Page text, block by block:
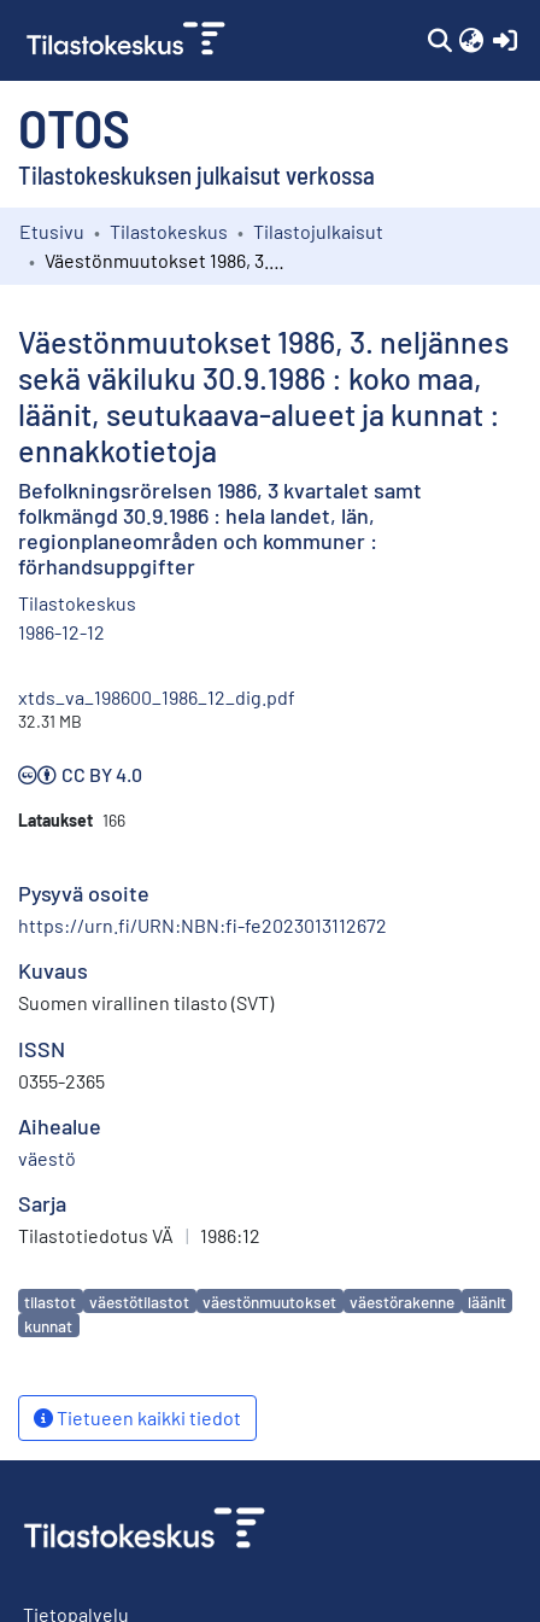
OTOS
Tilastokeskuksen julkaisut verkossa
Kokoelmat
Etusivu Tilastokeskus
Tilastojulkaisut
Väestönmuutokset 1986, 3. neljännes
sekä väkiluku 30.9.1986 : koko maa,
läänit, seutukaava-alueet ja kunnat :
ennakkotietoja
Befolkningsrörelsen 1986, 3 kvartalet samt
folkmängd 30.9.1986 : hela landet, län,
regionplaneområden och kommuner :
förhandsuppgifter
Tilastokeskus
1986-12-12
xtds_va_198600_1986_12_dig.pdf
32.31 MB
CC BY 4.0
Lataukset 166
Pysyvä osoite
https://urn.fi/URN:NBN:fi-fe2023013112672
Kuvaus
Suomen virallinen tilasto (SVT)
ISSN
0355-2365
Aihealue
väestö
Sarja
Tilastotiedotus VÄ | 1986:12
Avainsanat
tilastot väestötilastot väestönmuutokset väestörakenne
läänit
kunnat
Tietueen kaikki tiedot
Tietopalvelu